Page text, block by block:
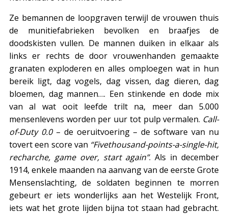
Ze bemannen de loopgraven terwijl de vrouwen thuis
de munitiefabrieken bevolken en braafjes de
doodskisten vullen. De mannen duiken in elkaar als
links er rechts de door vrouwenhanden gemaakte
granaten exploderen en alles omploegen wat in hun
bereik ligt, dag vogels, dag vissen, dag dieren, dag
bloemen, dag mannen…. Een stinkende en dode mix
van al wat ooit leefde trilt na, meer dan 5.000
mensenlevens worden per uur tot pulp vermalen. Call-
of-Duty 0.0– de oeruitvoering – de software van nu
tovert een score van “Fivethousand-points-a-single-hit,
recharche, game over, start again”. Als in december
1914, enkele maanden na aanvang van de eerste Grote
Mensenslachting, de soldaten beginnen te morren
gebeurt er iets wonderlijks aan het Westelijk Front,
iets wat het grote lijden bijna tot staan had gebracht.